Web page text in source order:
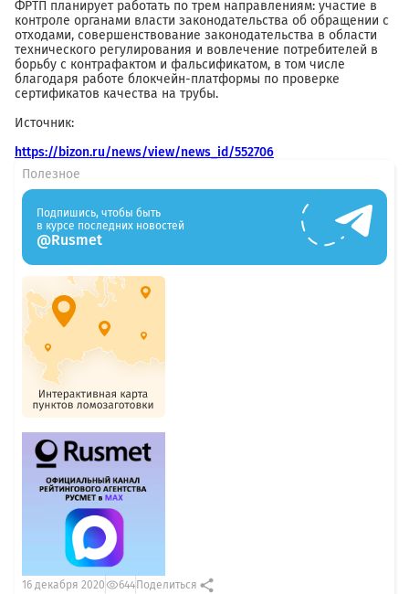
ФРТП планирует работать по трем направлениям: участие в
контроле органами власти законодательства об обращении с
отходами, совершенствование законодательства в области
технического регулирования и вовлечение потребителей в
борьбу с контрафактом и фальсификатом, в том числе
благодаря работе блокчейн-платформы по проверке
сертификатов качества на трубы.
Источник:
https://bizon.ru/news/view/news_id/552706
16 декабря 2020 644 Поделиться
Полезное
Подпишись, чтобы быть
в курсе последних новостей
@Rusmet